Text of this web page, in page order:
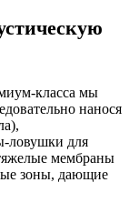
класса мы
нанося
ловушки для
мембраны
зоны, дающие